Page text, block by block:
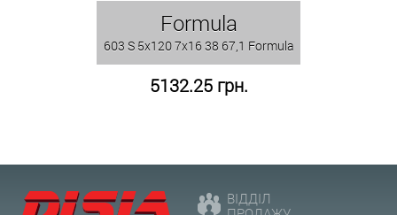
Formula
603 S 5x120 7x16 38 67,1 Formula
5132.25 грн.
ВІДДІЛ